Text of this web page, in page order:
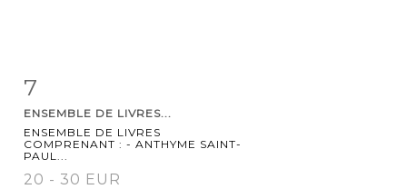
7
ENSEMBLE DE LIVRES...
ENSEMBLE DE LIVRES
COMPRENANT : - ANTHYME SAINT-
PAUL...
20 - 30 EUR